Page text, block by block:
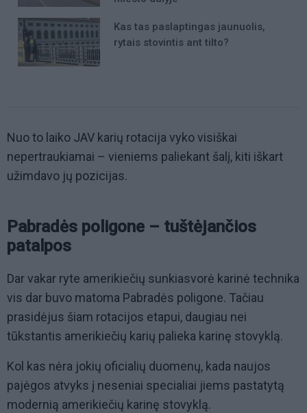
Kas tas paslaptingas jaunuolis,
rytais stovintis ant tilto?
Nuo to laiko JAV karių rotacija vyko visiškai
nepertraukiamai – vieniems paliekant šalį, kiti iškart
užimdavo jų pozicijas.
Pabradės poligone – tuštėjančios
patalpos
Dar vakar ryte amerikiečių sunkiasvorė karinė technika
vis dar buvo matoma Pabradės poligone. Tačiau
prasidėjus šiam rotacijos etapui, daugiau nei
tūkstantis amerikiečių karių palieka karinę stovyklą.
Kol kas nėra jokių oficialių duomenų, kada naujos
pajėgos atvyks į neseniai specialiai jiems pastatytą
modernią amerikiečių karinę stovyklą.